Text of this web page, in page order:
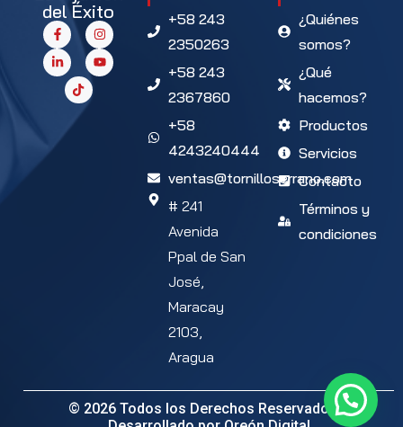
del Éxito
+58 243
2350263
+58 243
2367860
+58
4243240444
ventas@tornilloserrano.com
# 241
Avenida
Ppal de San
José,
Maracay
2103,
Aragua
¿Quiénes
somos?
¿Qué
hacemos?
Productos
Servicios
Contacto
Términos y
condiciones
© 2026 Todos los Derechos Reservados –